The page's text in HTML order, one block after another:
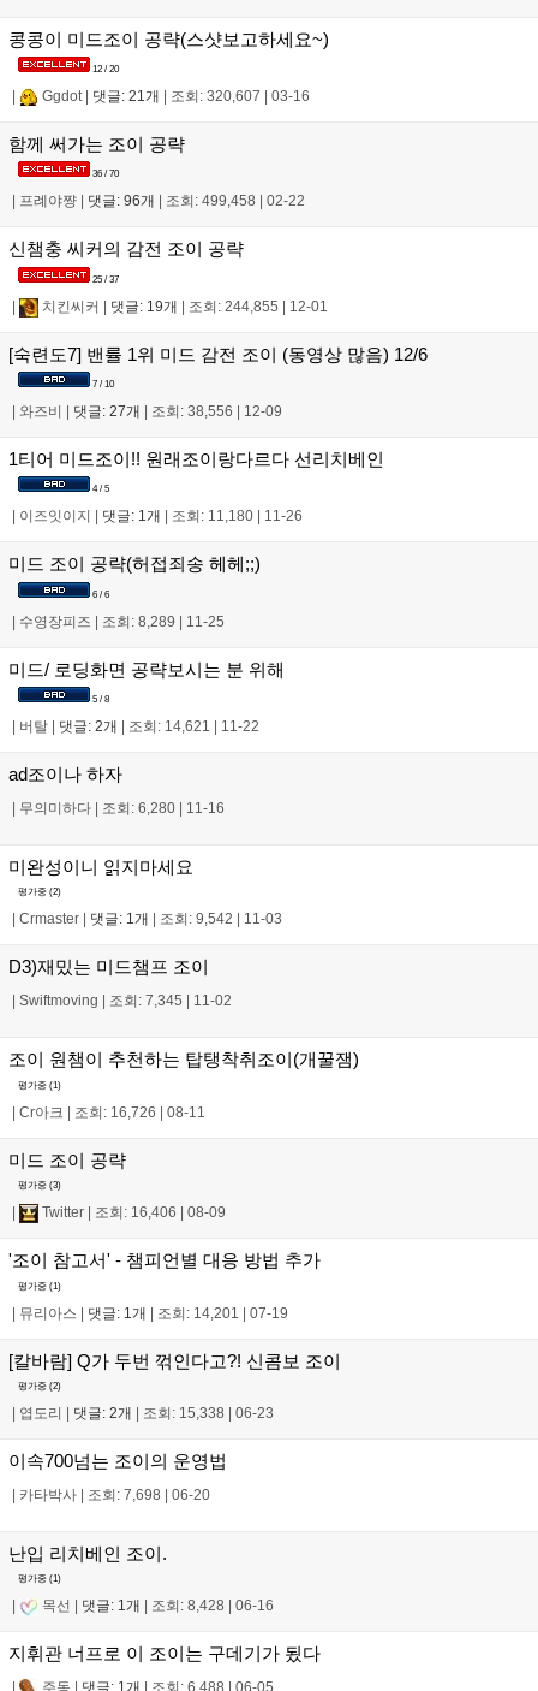
콩콩이 미드조이 공략(스샷보고하세요~)
12 / 20
Ggdot| 댓글: 21개 조회: 320,607 03-16
함께 써가는 조이 공략
36 / 70
프례야쨩 댓글: 96개 조회: 499,458 02-22
신챔충 씨커의 감전 조이 공략
25 / 37
| 치킨씨커 | 댓글: 19개 | 조회: 244,855 | 12-01
[숙련도7] 밴률 1위 미드 감전 조이 (동영상 많음) 12/6
7 / 10
와즈비 댓글: 27개 조회: 38,556 12-09
1티어 미드조이!! 원래조이랑다르다 선리치베인
4 / 5
이즈잇이지 댓글: 1개 조회: 11,180 11-26
미드 조이 공략(허접죄송 헤헤;;)
6 / 6
| 수영장피즈 | 조회: 8,289 | 11-25
미드/ 로딩화면 공략보시는 분 위해
5 / 8
버탈 댓글: 2개 조회: 14,621 11-22
ad조이나 하자
무의미하다 조회: 6,280 11-16
미완성이니 읽지마세요
평가중 (2)
Crmaster 댓글: 1개 조회: 9,542 11-03
D3)재밌는 미드챔프 조이
Swiftmoving 조회: 7,345 11-02
조이 원챔이 추천하는 탑탱착취조이(개꿀잼)
평가중 (1)
| Cr아크 | 조회: 16,726 | 08-11
미드 조이 공략
평가중 (3)
Twitter 조회: 16,406 08-09
'조이 참고서' - 챔피언별 대응 방법 추가
평가중 (1)
| 뮤리아스 | 댓글: 1개 | 조회: 14,201 | 07-19
[칼바람] Q가 두번 꺾인다고?! 신콤보 조이
평가중 (2)
엽도리 댓글: 2개 조회: 15,338 06-23
이속700넘는 조이의 운영법
카타박사 조회: 7,698 06-20
난입 리치베인 조이.
평가중 (1)
목선 댓글: 1개 조회: 8,428 06-16
지휘관 너프로 이 조이는 구데기가 됬다